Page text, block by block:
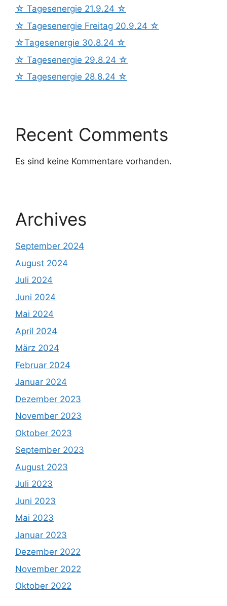
☆ Tagesenergie 21.9.24 ☆
☆ Tagesenergie Freitag 20.9.24 ☆
☆Tagesenergie 30.8.24 ☆
☆ Tagesenergie 29.8.24 ☆
☆ Tagesenergie 28.8.24 ☆
Recent Comments
Es sind keine Kommentare vorhanden.
Archives
September 2024
August 2024
Juli 2024
Juni 2024
Mai 2024
April 2024
März 2024
Februar 2024
Januar 2024
Dezember 2023
November 2023
Oktober 2023
September 2023
August 2023
Juli 2023
Juni 2023
Mai 2023
Januar 2023
Dezember 2022
November 2022
Oktober 2022